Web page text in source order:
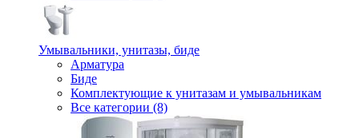
Умывальники, унитазы, биде
Арматура
Биде
Комплектующие к унитазам и умывальникам
Все категории (8)